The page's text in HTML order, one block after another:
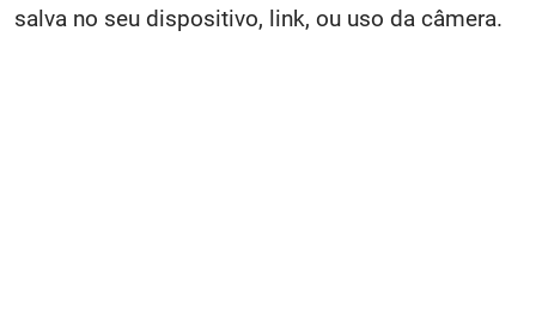
salva no seu dispositivo, link, ou uso da câmera.